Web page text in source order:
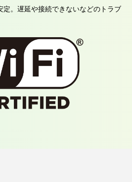
定。遅延や接続できないなどのトラブ